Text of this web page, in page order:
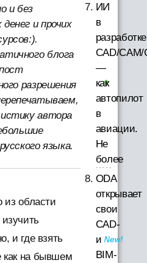
и без
и прочих
блога
разрешения
автора
языка.
из области
и где взять
как на бывшем
ИИ
в
разработке
CAD/CAM/
—
как
автопилот
в
авиации.
Не
более
ODA
открывает
свои
CAD-
и
BIM-